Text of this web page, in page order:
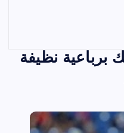
برباعية نظيفة